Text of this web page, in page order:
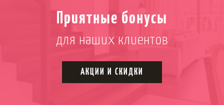
Приятные бонусы
для наших клиентов
АКЦИИ И СКИДКИ